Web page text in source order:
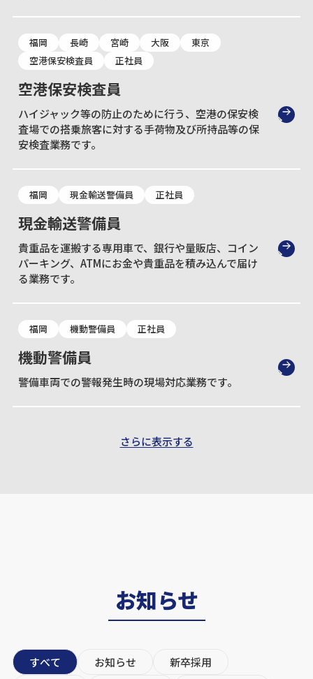
福岡 長崎 宮崎 大阪
東京
空港保安検査員
正社員
空港保安検査員
ハイジャック等の防止のために行う、空港の保安検
査場での搭乗旅客に対する手荷物及び所持品等の保
安検査業務です。
福岡 現金輸送警備員 正社員
現金輸送警備員
貴重品を運搬する専用車で、銀行や量販店、コイン
パーキング、ATMにお金や貴重品を積み込んで届け
る業務です。
福岡 機動警備員 正社員
機動警備員
警備車両での警報発生時の現場対応業務です。
さらに表示する
お知らせ
すべて お知らせ
新卒採用